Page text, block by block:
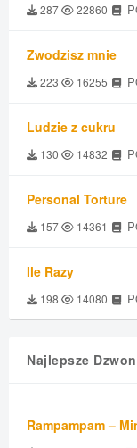
287 22860
Zwodzisz mnie
223 16255
Ludzie z cukru
130 14832
Personal Torture
157 14361
Ile Razy
198 14080
Najlepsze
Rampampam –